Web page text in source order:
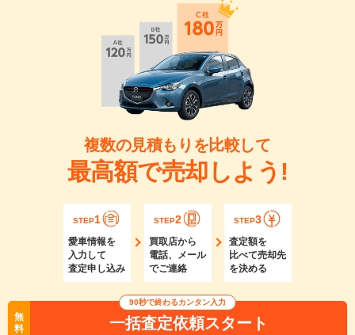
複数の見積もりを比較して
最高額で売却しよう!
STEP1
愛車情報を
入力して
査定申し込み
STEP2
買取店から
電話、メール
でご連絡
STEP3
査定額を
比べて売却先
を決める
無
料
90秒で終わるカンタン入力
一括査定依頼スタート